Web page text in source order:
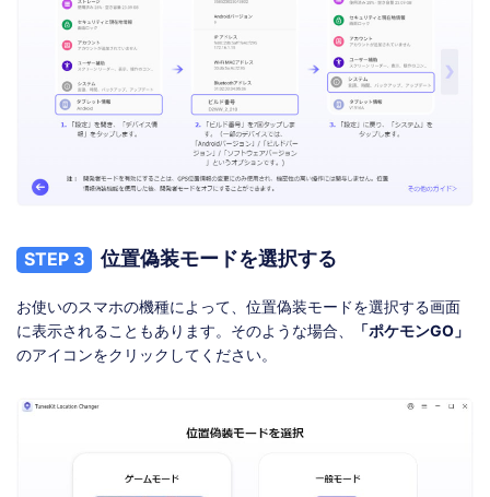
STEP 3 位置偽装モードを選択する
お使いのスマホの機種によって、位置偽装モードを選択する画面
に表示されることもあります。そのような場合、
「ポケモンGO」
のアイコンをクリックしてください。